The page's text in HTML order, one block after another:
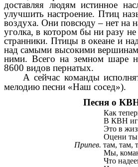
доставляя людям истинное
улучшить настроение. Птиц
воздуха. Они повсюду – нет на
уголка, в котором бы ни разу
странники. Птицы в океане и
над самыми высокими
ними. Всего на земном шаре
8600 видов пернатых.
А сейчас команды
мелодию песни «Наш сосед»).
Песня о
Как
В КВН
Это в
Оцени
Припев.там, там,
Мы,
Что